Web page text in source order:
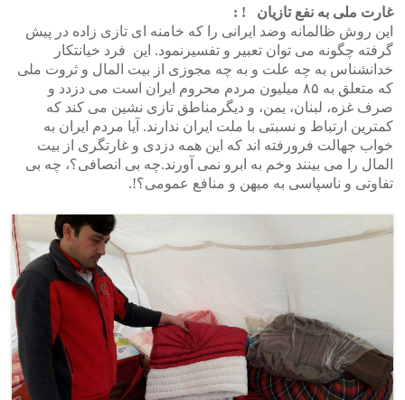
غارت ملی به نفع تازیان ! :
این روش ظالمانه وضد ایرانی را که خامنه ای تازی زاده در پیش
گرفته چگونه می توان تعبیر و تفسیرنمود. این فرد خیانتکار
خدانشناس به چه علت و به چه مجوزی از بیت المال و ثروت ملی
که متعلق به ۸۵ میلیون مردم محروم ایران است می دزدد و
صرف غزه، لبنان، یمن، و دیگرمناطق تازی نشین می کند که
کمترین ارتباط و نسبتی با ملت ایران ندارند. آیا مردم ایران به
خواب جهالت فرورفته اند که این همه دزدی و غارتگری از بیت
المال را می بینند وخم به ابرو نمی آورند.چه بی انصافی؟، چه بی
تفاوتی و ناسپاسی به میهن و منافع عمومی؟!.